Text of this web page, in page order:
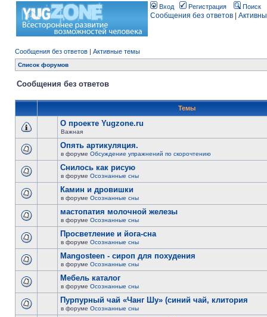
Вход Регистрация Поиск
Сообщения без ответов
Сообщения без ответов | Активные темы
Список форумов
Сообщения без ответов
Темы
О проекте Yugzone.ru
Важная
Опять артикуляция.
в форуме Обсуждение упражнений по скорочтению
Снилось как рисую
в форуме Осознанные сны
Камин и дровишки
в форуме Осознанные сны
мастопатия молочной железы
в форуме Осознанные сны
Просветление и йога-сна
в форуме Осознанные сны
Mangosteen - сироп для похудения
в форуме Осознанные сны
Мебель каталог
в форуме Осознанные сны
Пурпурный чай «Чанг Шу» (синий чай, клитория
в форуме Осознанные сны